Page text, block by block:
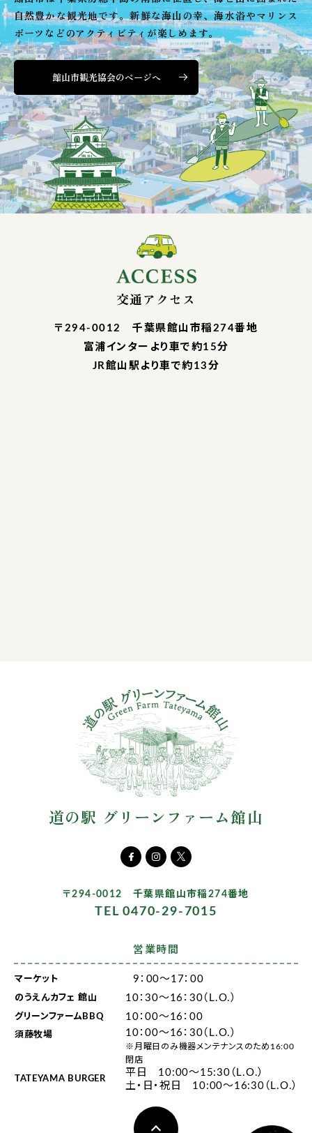
自然豊かな観光地です。新鮮な海山の幸、海水浴やマリンス
ポーツなどのアクティビティが楽しめます。
館山市観光協会のページへ
交通アクセス
〒294-0012 千葉県館山市稲274番地
富浦インターより車で約15分
JR館山駅より車で約13分
道の駅 グリーンファーム館山
〒294-0012 千葉県館山市稲274番地
TEL 0470-29-7015
営業時間
マーケット 9：00～17：00
のうえんカフェ 館山 10：30～16：30（L.O.）
グリーンファームBBQ 10：00～16：00
須藤牧場 10：00～16：30（L.O.）
※月曜日のみ機器メンテナンスのため16:00
閉店
TATEYAMA BURGER
平日 10:00～15:30（L.O.）
土・日・祝日 10:00～16:30（L.O.）